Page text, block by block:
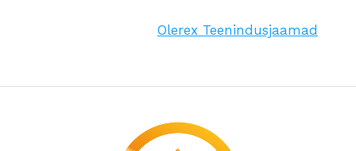
Olerex Teenindusjaamad